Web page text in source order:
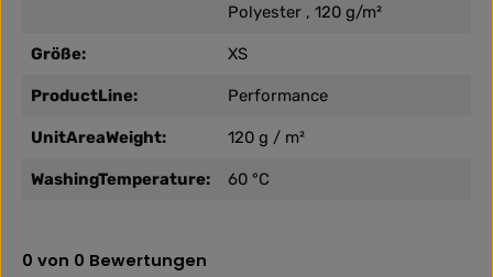
Polyester , 120 g/m²
Größe: XS
ProductLine: Performance
UnitAreaWeight: 120 g / m²
WashingTemperature: 60 °C
0 von 0 Bewertungen